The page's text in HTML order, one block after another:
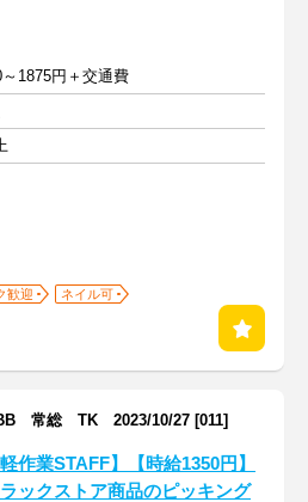
1875円＋交通費
歓迎
ネイル可
BB 常総 TK 2023/10/27 [011]
軽作業STAFF】【時給1350円】
ラックストア商品のピッキング